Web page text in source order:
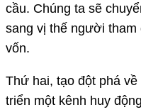
cầu. Chúng ta sẽ
sang vị thế người tham
vốn.
Thứ hai, tạo đột phá
triển một kênh huy